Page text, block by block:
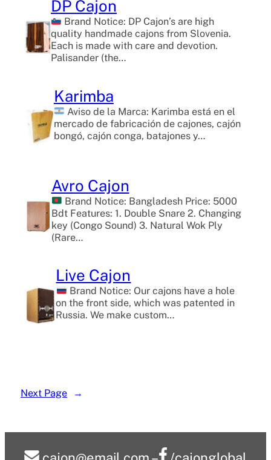
DP Cajon
Brand Notice: DP Cajon’s are high
quality handmade cajons from Slovenia.
Each is made with care and devotion.
Palisander (the…
Karimba
Aviso de la Marca: Karimba está en el
mercado de fabricación de cajones, cajón
bongó, cajón conga, batajones y…
Avro Cajon
Brand Notice: Bangladesh Price: 5000
Bdt Features: 1. Double Snare 2. Changing
key (Congo Sound) 3. Natural Wok Ply
(Rare…
Live Cajon
Brand Notice: Our cajons have a hole
on the front side, which was patented in
Russia. We make custom…
Next Page →